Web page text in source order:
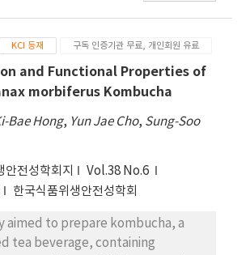
KCI 등재 구독 인증기관 무료, 개인회원 유료
and Functional Properties of
morbiferus Kombucha
Bae Hong, Yun Jae Cho, Sung-Soo
안전성학회지
Vol.38 No.6
한국식품위생안전성학회
aimed to prepare kombucha, a
tea beverage, containing